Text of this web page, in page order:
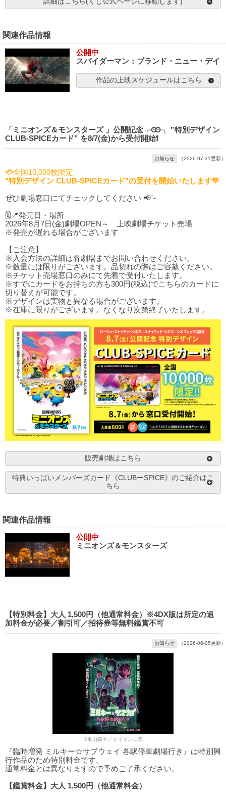
関連作品情報
公開中
スパイダーマン：ブランド・ニュー・デイ
作品の上映スケジュールはこちら
「ミニオンズ＆モンスターズ 」公開記念╭Ꙭ╮ ”特別デザイン
CLUB-SPICEカード” を8/7(金)から受付開始❗️
お知らせ （2026-07-31更新）
💳全国10,000枚限定
"特別デザイン CLUB-SPICEカード"の受付を開始いたします💛
ぜひ劇場窓口にてチェックしてください 📢´-
🗓️📍発売日・場所
2026年8月7日(金)劇場OPEN～ 上映劇場チケット売場
※発売が遅れる場合がございます
【ご注意】
※入会方法の詳細は各劇場までお問い合わせください。
※数量には限りがございます。品切れの際はご容赦ください。
※チケット売場窓口のみにて先着で受付いたします。
※すでにカードをお持ちの方も300円(税込)でこちらのカードに
切り替えが可能です。
※デザインは実物と異なる場合がございます。
※在庫に限りがございます。なくなり次第終了いたします。
販売劇場はこちら
特典いっぱいメンバーズカード《CLUBーSPICE》のご紹介はこ
ちら
関連作品情報
公開中
ミニオンズ＆モンスターズ
【特別料金】大人 1,500円（他通常料金）※4DX版は所定の追
加料金が必要／割引可／招待券等無料鑑賞不可
お知らせ （2026-06-05更新）
©亀山陽平／タイタン工業
『臨時増発 ミルキー☆サブウェイ 各駅停車劇場行き』は特別興
行作品のため特別料金です。
通常料金とは異なりますので予めご了承ください。
【鑑賞料金】大人 1,500円（他通常料金）